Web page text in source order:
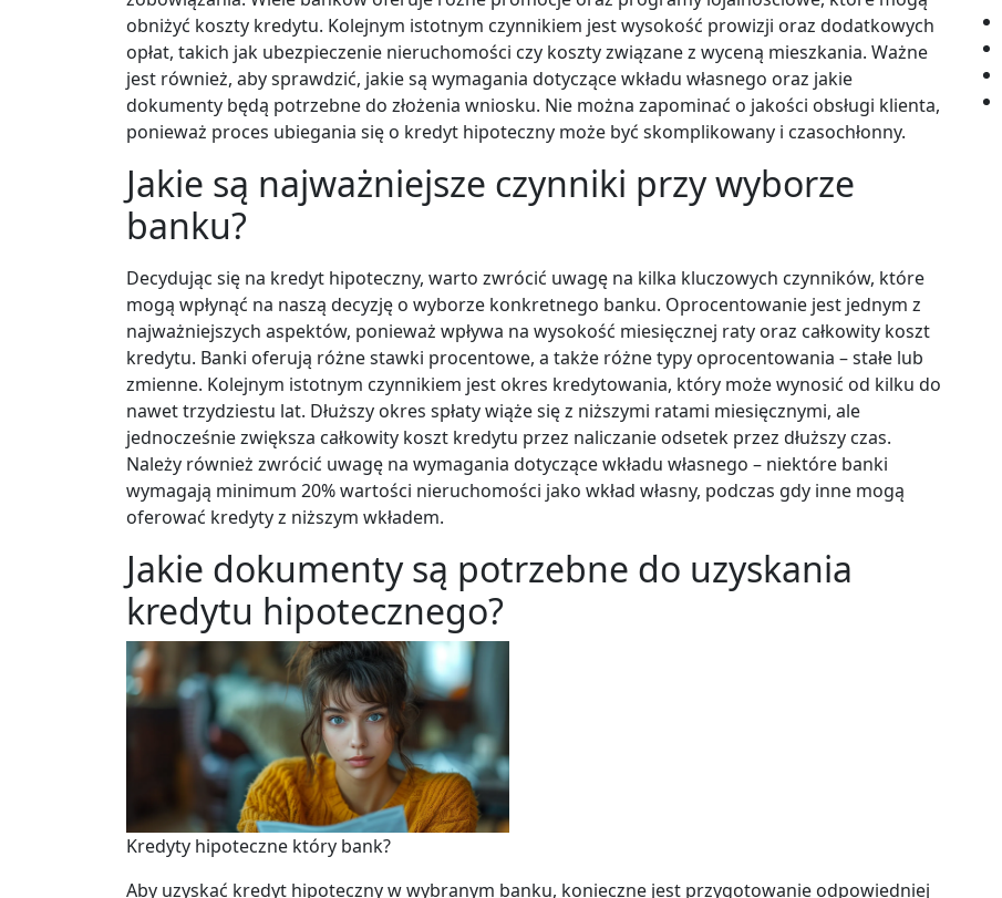
obniżyć koszty kredytu. Kolejnym istotnym czynnikiem jest wysokość prowizji oraz dodatkowych
opłat, takich jak ubezpieczenie nieruchomości czy koszty związane z wyceną mieszkania. Ważne
jest również, aby sprawdzić, jakie są wymagania dotyczące wkładu własnego oraz jakie
dokumenty będą potrzebne do złożenia wniosku. Nie można zapominać o jakości obsługi klienta,
ponieważ proces ubiegania się o kredyt hipoteczny może być skomplikowany i czasochłonny.
Jakie są najważniejsze czynniki przy wyborze
banku?
Decydując się na kredyt hipoteczny, warto zwrócić uwagę na kilka kluczowych czynników, które
mogą wpłynąć na naszą decyzję o wyborze konkretnego banku. Oprocentowanie jest jednym z
najważniejszych aspektów, ponieważ wpływa na wysokość miesięcznej raty oraz całkowity koszt
kredytu. Banki oferują różne stawki procentowe, a także różne typy oprocentowania – stałe lub
zmienne. Kolejnym istotnym czynnikiem jest okres kredytowania, który może wynosić od kilku do
nawet trzydziestu lat. Dłuższy okres spłaty wiąże się z niższymi ratami miesięcznymi, ale
jednocześnie zwiększa całkowity koszt kredytu przez naliczanie odsetek przez dłuższy czas.
Należy również zwrócić uwagę na wymagania dotyczące wkładu własnego – niektóre banki
wymagają minimum 20% wartości nieruchomości jako wkład własny, podczas gdy inne mogą
oferować kredyty z niższym wkładem.
Jakie dokumenty są potrzebne do uzyskania
kredytu hipotecznego?
Kredyty hipoteczne który bank?
Aby uzyskać kredyt hipoteczny w wybranym banku, konieczne jest przygotowanie odpowiedniej